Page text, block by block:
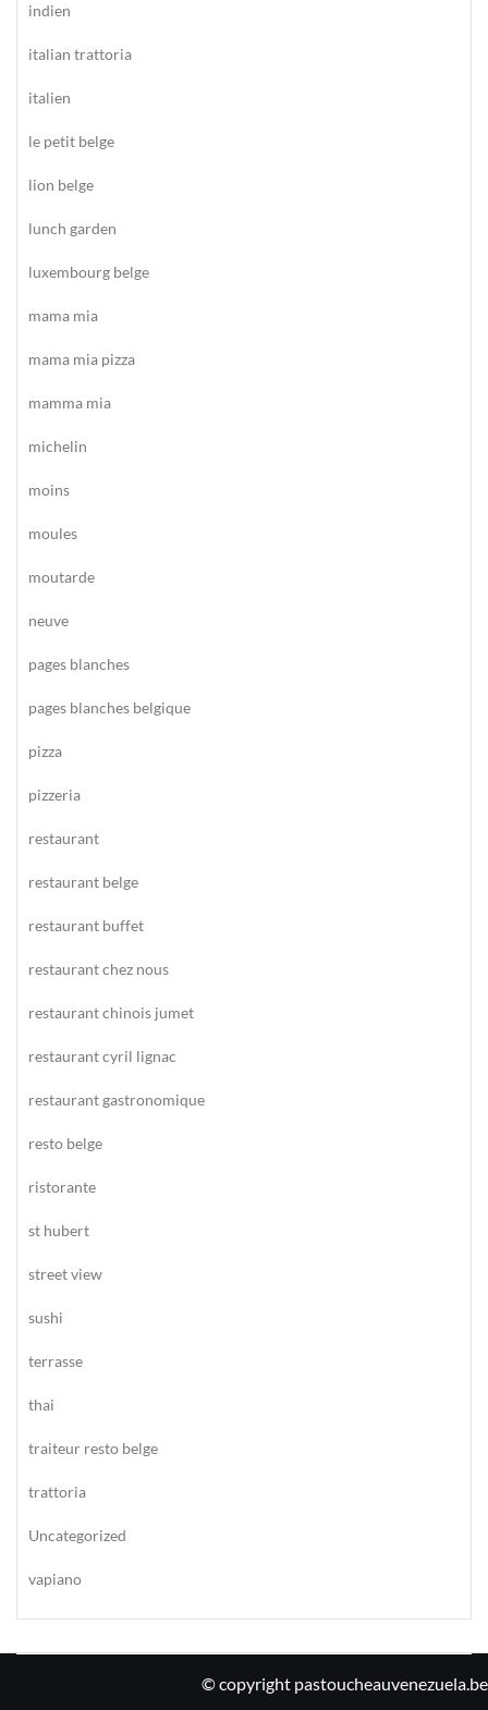
indien
italian trattoria
italien
le petit belge
lion belge
lunch garden
luxembourg belge
mama mia
mama mia pizza
mamma mia
michelin
moins
moules
moutarde
neuve
pages blanches
pages blanches belgique
pizza
pizzeria
restaurant
restaurant belge
restaurant buffet
restaurant chez nous
restaurant chinois jumet
restaurant cyril lignac
restaurant gastronomique
resto belge
ristorante
st hubert
street view
sushi
terrasse
thai
traiteur resto belge
trattoria
Uncategorized
vapiano
© copyright pastoucheauvenezuela.be